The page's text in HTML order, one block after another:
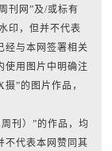
刊网”及/或标有
印，但并不代表
经与本网签署相关
使用图片中明确注
”的图片作品，
刊）”的作品，均
不代表本网赞同其